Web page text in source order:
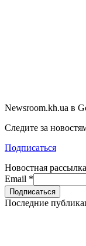
Newsroom.kh.ua в
Следите за
Подписаться
Новостная рассылка
Email *
Последние